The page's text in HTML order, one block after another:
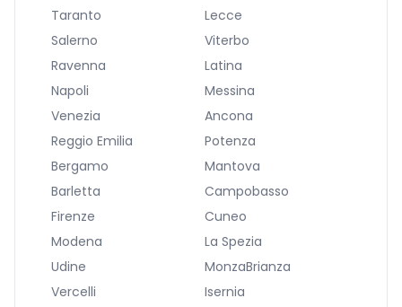
Taranto
Lecce
Salerno
Viterbo
Ravenna
Latina
Napoli
Messina
Venezia
Ancona
Reggio Emilia
Potenza
Bergamo
Mantova
Barletta
Campobasso
Firenze
Cuneo
Modena
La Spezia
Udine
MonzaBrianza
Vercelli
Isernia